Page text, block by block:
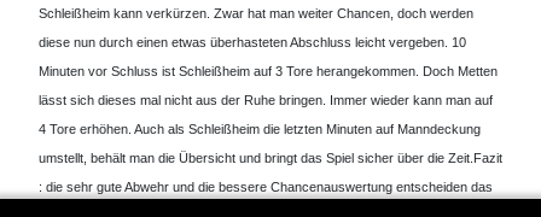
Schleißheim kann verkürzen. Zwar hat man weiter Chancen, doch werden
diese nun durch einen etwas überhasteten Abschluss leicht vergeben. 10
Minuten vor Schluss ist Schleißheim auf 3 Tore herangekommen. Doch Metten
lässt sich dieses mal nicht aus der Ruhe bringen. Immer wieder kann man auf
4 Tore erhöhen. Auch als Schleißheim die letzten Minuten auf Manndeckung
umstellt, behält man die Übersicht und bringt das Spiel sicher über die Zeit. Fazit
: die sehr gute Abwehr und die bessere Chancenauswertung entscheiden das